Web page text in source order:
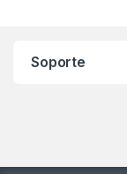
Soporte